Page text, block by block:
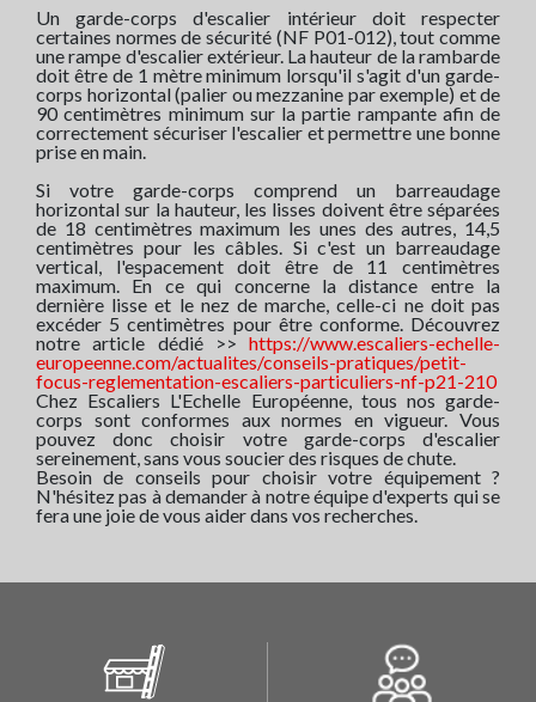
Un garde-corps d'escalier intérieur doit respecter
certaines normes de sécurité (NF P01-012), tout comme
une rampe d'escalier extérieur. La hauteur de la rambarde
doit être de 1 mètre minimum lorsqu'il s'agit d'un garde-
corps horizontal (palier ou mezzanine par exemple) et de
90 centimètres minimum sur la partie rampante afin de
correctement sécuriser l'escalier et permettre une bonne
prise en main.
Si votre garde-corps comprend un barreaudage
horizontal sur la hauteur, les lisses doivent être séparées
de 18 centimètres maximum les unes des autres, 14,5
centimètres pour les câbles. Si c'est un barreaudage
vertical, l'espacement doit être de 11 centimètres
maximum. En ce qui concerne la distance entre la
dernière lisse et le nez de marche, celle-ci ne doit pas
excéder 5 centimètres pour être conforme. Découvrez
notre article dédié >> https://www.escaliers-echelle-
europeenne.com/actualites/conseils-pratiques/petit-
focus-reglementation-escaliers-particuliers-nf-p21-210
Chez Escaliers L'Echelle Européenne, tous nos garde-
corps sont conformes aux normes en vigueur. Vous
pouvez donc choisir votre garde-corps d'escalier
sereinement, sans vous soucier des risques de chute.
Besoin de conseils pour choisir votre équipement ?
N'hésitez pas à demander à notre équipe d'experts qui se
fera une joie de vous aider dans vos recherches.